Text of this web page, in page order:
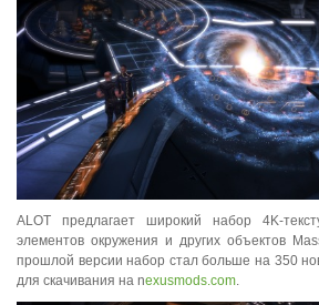
ALOT предлагает широкий набор 4K-
элементов окружения и других объектов
прошлой версии набор стал больше на 350
для скачивания на nexusmods.com.